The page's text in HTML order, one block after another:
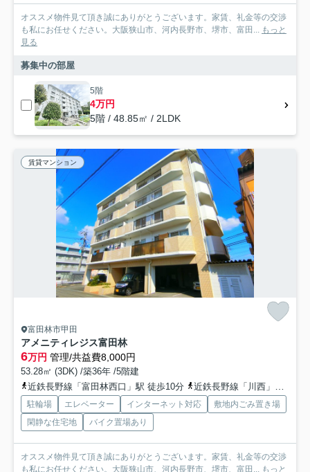
オススメ物件見て頂き誠にありがとうございます。家賃、礼金等の交渉
も私にお任せください。大阪狭山市、河内長野市、堺市、富田... もっと
見る
募集中の部屋
5階
4万円
5階 / 48.85㎡ / 2LDK
賃貸マンション
富田林市甲田
アメニティレジス富田林
6万円 管理/共益費8,000円
53.28㎡ (3DK) /築36年 /5階建
近鉄長野線「富田林西口」駅 徒歩10分
近鉄長野線「川西」駅 徒歩8分
駐輪場 エレベーター インターネット対応
敷地内ごみ置き場
閑静な住宅地
バイク置場あり
オススメ物件見て頂き誠にありがとうございます。家賃、礼金等の交渉
も私にお任せください。大阪狭山市、河内長野市、堺市、富田... もっと